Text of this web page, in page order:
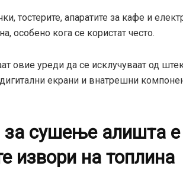
тостерите, апаратите за кафе и
особено кога се користат често.
овие уреди да се исклучуваат од
екрани и внатрешни
сушење алишта е
извори на топлина